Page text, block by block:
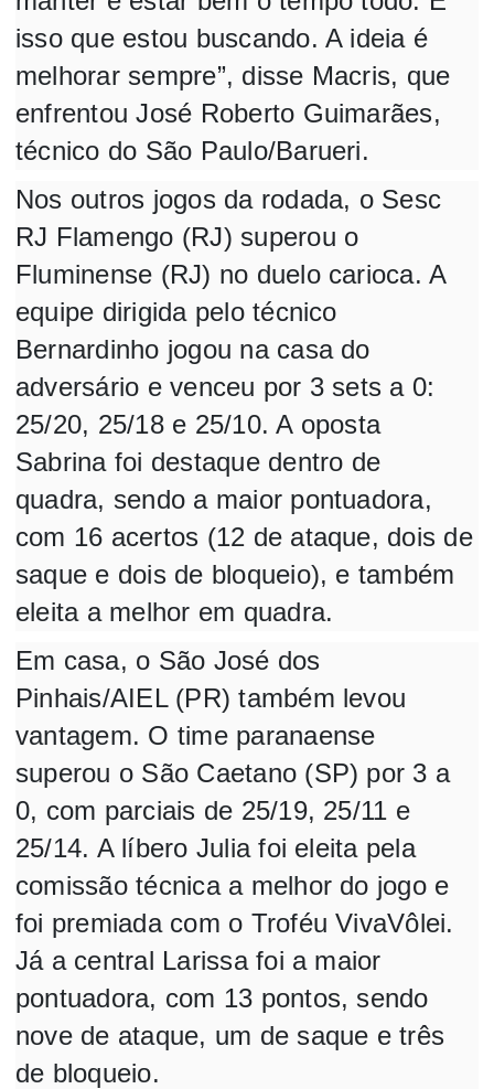
isso que estou buscando. A ideia é
melhorar sempre”, disse Macris, que
enfrentou José Roberto Guimarães,
técnico do São Paulo/Barueri.
Nos outros jogos da rodada, o Sesc
RJ Flamengo (RJ) superou o
Fluminense (RJ) no duelo carioca. A
equipe dirigida pelo técnico
Bernardinho jogou na casa do
adversário e venceu por 3 sets a 0:
25/20, 25/18 e 25/10. A oposta
Sabrina foi destaque dentro de
quadra, sendo a maior pontuadora,
com 16 acertos (12 de ataque, dois de
saque e dois de bloqueio), e também
eleita a melhor em quadra.
Em casa, o São José dos
Pinhais/AIEL (PR) também levou
vantagem. O time paranaense
superou o São Caetano (SP) por 3 a
0, com parciais de 25/19, 25/11 e
25/14. A líbero Julia foi eleita pela
comissão técnica a melhor do jogo e
foi premiada com o Troféu VivaVôlei.
Já a central Larissa foi a maior
pontuadora, com 13 pontos, sendo
nove de ataque, um de saque e três
de bloqueio.